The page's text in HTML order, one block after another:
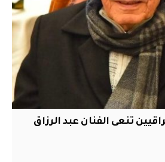
تنعى الفنان عبد الرزاق